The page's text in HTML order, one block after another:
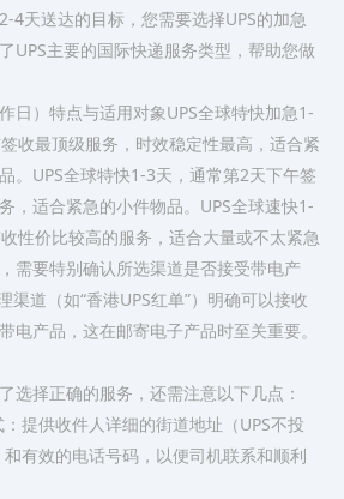
4天送达的目标，您需要选择UPS的加急
UPS主要的国际快递服务类型，帮助您做
日）特点与适用对象UPS全球特快加急​1-
收最顶级服务，时效稳定性最高，适合紧
。UPS全球特快​1-3天，通常第2天下午签
，适合紧急的小件物品。UPS全球速快​1-
性价比较高的服务，适合大量或不太紧急
需要特别确认所选渠道是否接受带电产
渠道（如“香港UPS红单”）明确可以接收
电产品，这在邮寄电子产品时至关重要。
选择正确的服务，还需注意以下几点：
提供收件人详细的街道地址（UPS不投
有效的电话号码，以便司机联系和顺利